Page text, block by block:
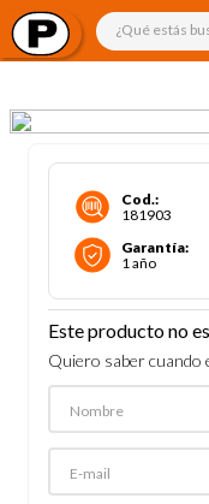
¿Qué estás
Cod.:
181903
Garantía:
1 año
Este producto no
Quiero saber cuando